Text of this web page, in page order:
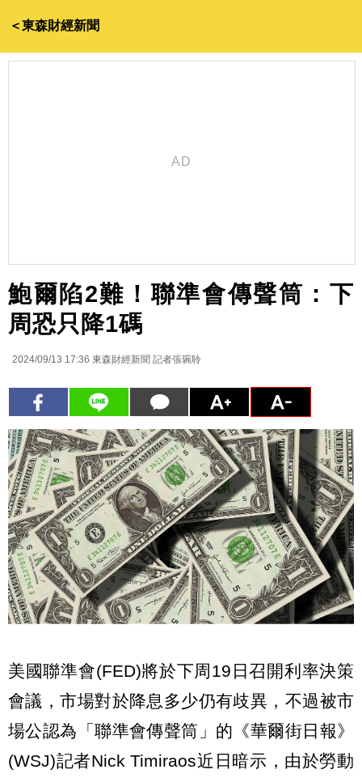
＜東森財經新聞
鮑爾陷2難！聯準會傳聲筒：下
周恐只降1碼
2024/09/13 17:36 東森財經新聞 記者張琬聆
美國聯準會(FED)將於下周19日召開利率決策
會議，市場對於降息多少仍有歧異，不過被市
場公認為「聯準會傳聲筒」的《華爾街日報》
(WSJ)記者Nick Timiraos近日暗示，由於勞動